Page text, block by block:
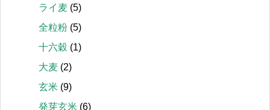
ライ麦 (5)
全粒粉 (5)
十六穀 (1)
大麦 (2)
玄米 (9)
発芽玄米 (6)